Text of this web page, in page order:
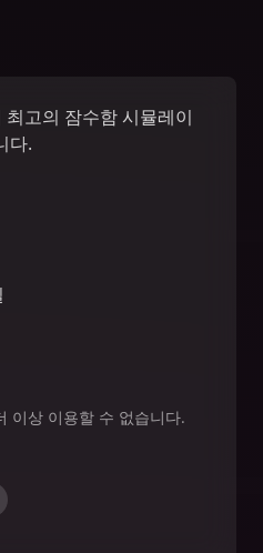
고의 잠수함 시뮬레이
다.
이상 이용할 수 없습니다.